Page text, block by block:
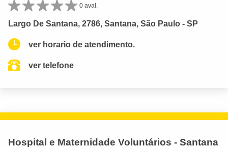
0 aval.
Largo De Santana, 2786, Santana, São Paulo - SP
ver horario de atendimento.
ver telefone
Hospital e Maternidade Voluntários - Santana